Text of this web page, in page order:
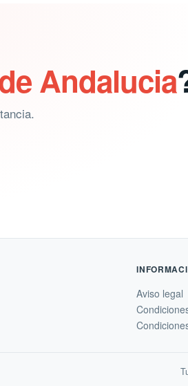
Andalucia
Aviso legal